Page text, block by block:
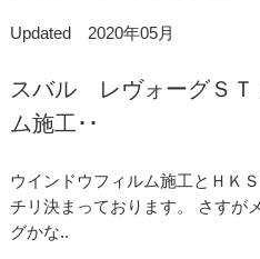
Updated 2020年05月
スバル レヴォーグＳ
ム施工･･
ウインドウフィルム施工とＨＫ
チリ決まっております。 さすが
グかな..